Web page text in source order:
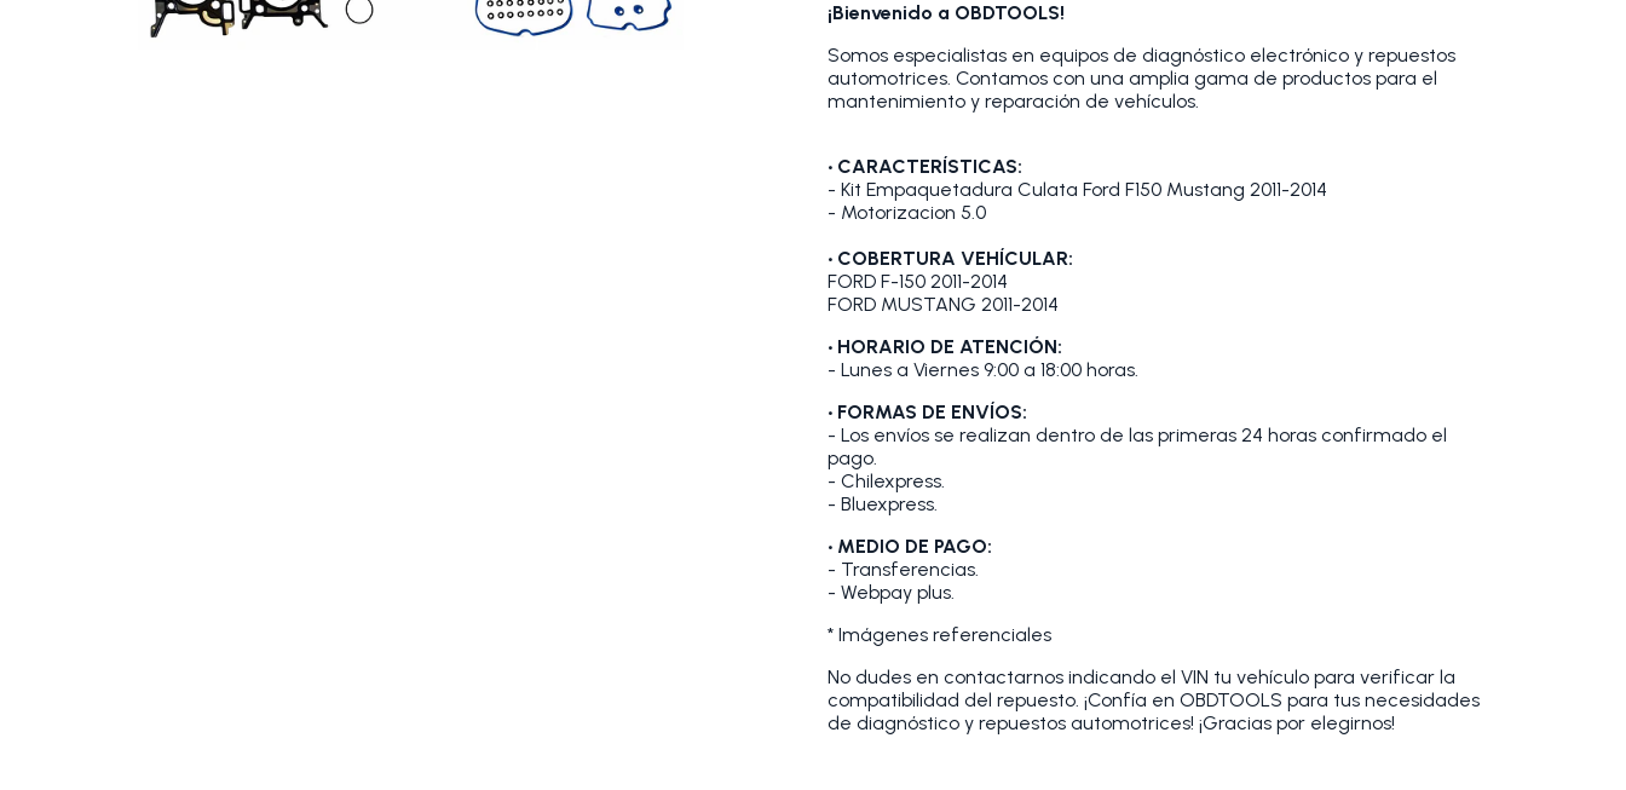
¡Bienvenido a OBDTOOLS!
Somos especialistas en equipos de diagnóstico electrónico y repuestos
automotrices. Contamos con una amplia gama de productos para el
mantenimiento y reparación de vehículos.
• CARACTERÍSTICAS:
- Kit Empaquetadura Culata Ford F150 Mustang 2011-2014
- Motorizacion 5.0
• COBERTURA VEHÍCULAR:
FORD F-150 2011-2014
FORD MUSTANG 2011-2014
• HORARIO DE ATENCIÓN:
- Lunes a Viernes 9:00 a 18:00 horas.
• FORMAS DE ENVÍOS:
- Los envíos se realizan dentro de las primeras 24 horas confirmado el
pago.
- Chilexpress.
- Bluexpress.
• MEDIO DE PAGO:
- Transferencias.
- Webpay plus.
* Imágenes referenciales
No dudes en contactarnos indicando el VIN tu vehículo para verificar la
compatibilidad del repuesto. ¡Confía en OBDTOOLS para tus necesidades
de diagnóstico y repuestos automotrices! ¡Gracias por elegirnos!